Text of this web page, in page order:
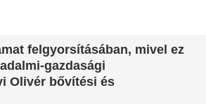
felgyorsításában, mivel ez
gazdasági
Olivér bővítési és